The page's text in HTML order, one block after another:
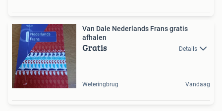
Van Dale Nederlands Frans gratis
afhalen
Gratis Details
Weteringbrug Vandaag